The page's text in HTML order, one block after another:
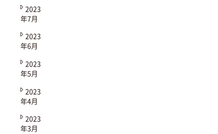
2023
年7月
2023
年6月
2023
年5月
2023
年4月
2023
年3月